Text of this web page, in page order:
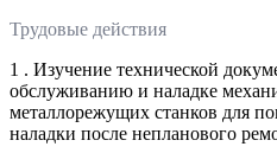
Трудовые действия
1 . Изучение технической
обслуживанию и наладке
металлорежущих станков для
наладки после непланового